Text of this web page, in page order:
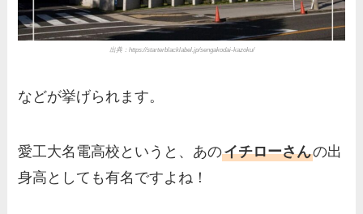
出典：https://starterblacklabel.jp/sengakodai-kazoku/
などが挙げられます。
愛工大名電高校というと、あのイチローさんの出
身高としても有名ですよね！